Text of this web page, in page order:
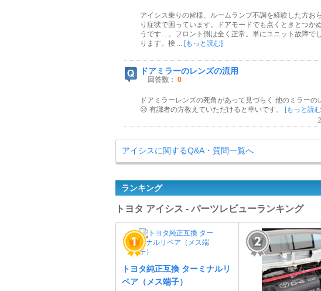
アイシス乗りの皆様、ルームランプ不調を経験した方お
り症状で困っています。ドアモードでも点くときとつ
うです…。フロント側は全く正常。単にユニット故障で
ります。接 ... [もっと読む]
ドアミラーのレンズの流用
回答数： 0
ドアミラーレンズの死角があって見づらく 他のミラー
😥 有識者の方教えていただけると幸いです。
[もっと読
アイシスに関するQ&A・質問一覧へ
ランキング
トヨタ アイシス - パーツレビューランキング
トヨタ純正互換 ターミナルリ
ペア（メス端子）